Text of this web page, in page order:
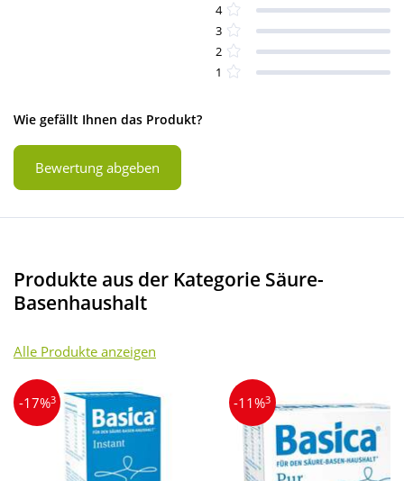
4
3
2
1
Wie gefällt Ihnen das Produkt?
Bewertung abgeben
Produkte aus der Kategorie Säure-
Basenhaushalt
Alle Produkte anzeigen
-17%3 -11%3